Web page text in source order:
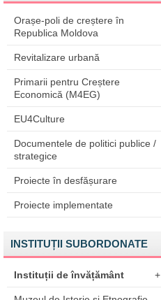
Orașe-poli de creștere în
Republica Moldova
Revitalizare urbană
Primarii pentru Creștere
Economică (M4EG)
EU4Culture
Documentele de politici publice /
strategice
Proiecte în desfășurare
Proiecte implementate
INSTITUȚII SUBORDONATE
Instituții de învățământ +